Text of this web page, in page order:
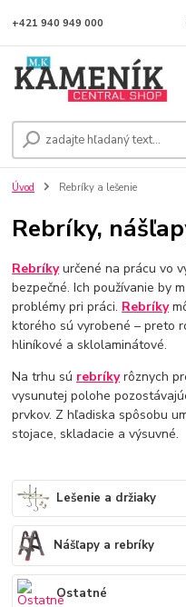
+421 940 949 000
Úvod Rebríky a lešenie
Rebríky,
Rebríkyurčené na prácu vo
bezpečné. Ich používanie by
problémy pri práci. Rebríky
ktorého sú vyrobené – preto
hliníkové a sklolaminátové.
Na trhu sú rebríkyrôznych
vysunutej polohe
prvkov. Z hľadiska spôsobu
stojace, skladacie a výsuvné.
Lešenie a držiaky
Nášľapy a rebríky
Ostatné